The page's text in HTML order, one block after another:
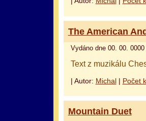
The American
Vydáno dne 00. 00.
Text z muzikálu
| Autor: Michal| Počet
Mountain Duet